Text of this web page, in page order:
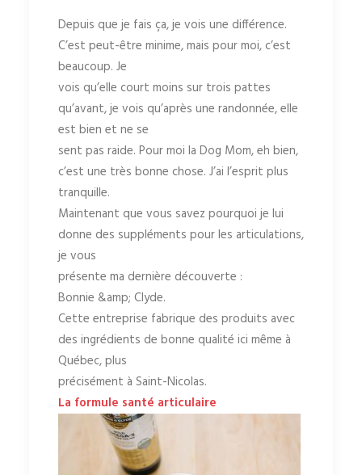
Depuis que je fais ça, je vois une différence.
C’est peut-être minime, mais pour moi, c’est
beaucoup. Je
vois qu’elle court moins sur trois pattes
qu’avant, je vois qu’après une randonnée, elle
est bien et ne se
sent pas raide. Pour moi la Dog Mom, eh bien,
c’est une très bonne chose. J’ai l’esprit plus
tranquille.
Maintenant que vous savez pourquoi je lui
donne des suppléments pour les articulations,
je vous
présente ma dernière découverte :
Bonnie &amp; Clyde.
Cette entreprise fabrique des produits avec
des ingrédients de bonne qualité ici même à
Québec, plus
précisément à Saint-Nicolas.
La formule santé articulaire